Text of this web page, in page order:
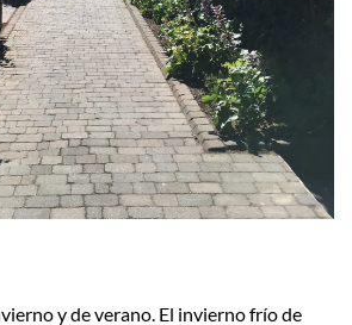
y de verano. El invierno frío de